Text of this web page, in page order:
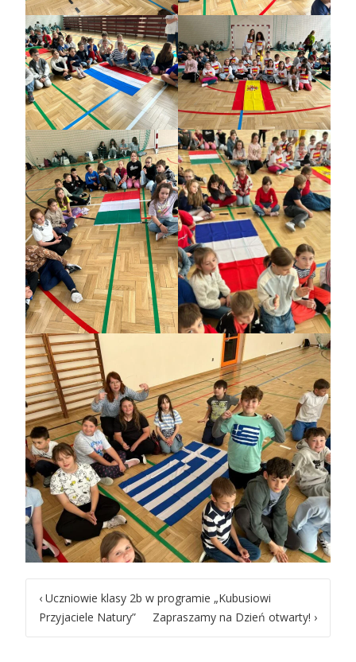
Post
navigation
‹ Uczniowie klasy 2b w programie „Kubusiowi
Przyjaciele Natury”
Zapraszamy na Dzień otwarty! ›